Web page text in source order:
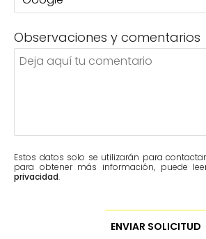
Observaciones y comentarios
Estos datos solo se utilizarán para
para obtener más información, puede
privacidad.